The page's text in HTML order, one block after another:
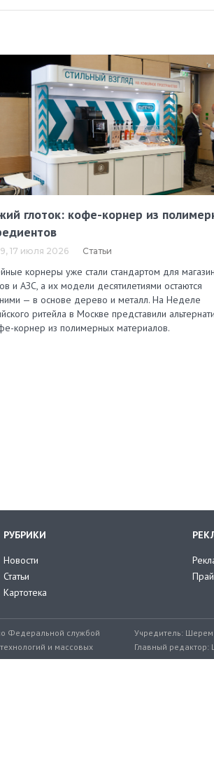
глоток: кофе-корнер из
17 июля 2026 Статьи
корнеры уже стали стандартом для
и АЗС, а их модели десятилетиями остаются
— в основе дерево и металл. На Неделе
ритейла в Москве представили
корнер из полимерных материалов.
РУБРИКИ
Новости
Статьи
Картотека
Федеральной службой
и массовых
Учредитель:
Главный